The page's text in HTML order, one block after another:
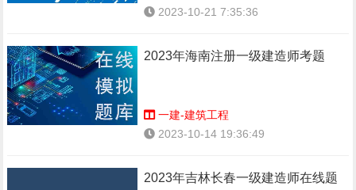
2023-10-21 7:35:36
2023年海南注册一级建造师考题
一建-建筑工程
2023-10-14 19:36:49
2023年吉林长春一级建造师在线题